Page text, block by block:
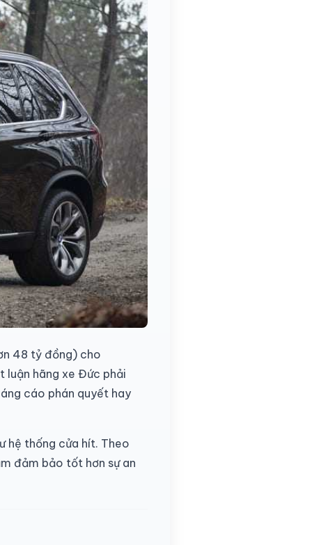
48 tỷ đồng) cho
luận hãng xe Đức phải
cáo phán quyết hay
hệ thống cửa hít. Theo
đảm bảo tốt hơn sự an